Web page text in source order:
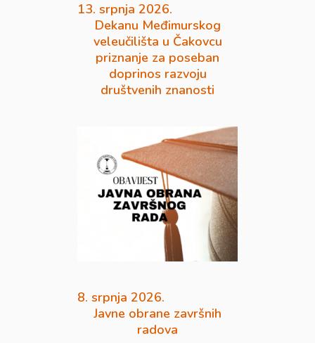
13. srpnja 2026.
Dekanu Međimurskog
veleučilišta u Čakovcu
priznanje za poseban
doprinos razvoju
društvenih znanosti
8. srpnja 2026.
Javne obrane završnih
radova